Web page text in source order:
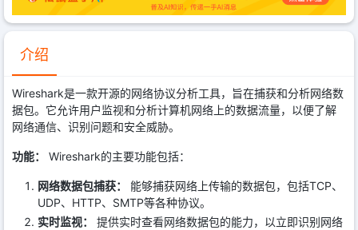
介绍
Wireshark是一款开源的网络协议分析工具，旨在捕获和分析网络数
据包。它允许用户监视和分析计算机网络上的数据流量，以便了解
网络通信、识别问题和安全威胁。
功能： Wireshark的主要功能包括：
网络数据包捕获：
能够捕获网络上传输的数据包，包括TCP、
UDP、HTTP、SMTP等各种协议。
实时监视：
提供实时查看网络数据包的能力，以立即识别网络